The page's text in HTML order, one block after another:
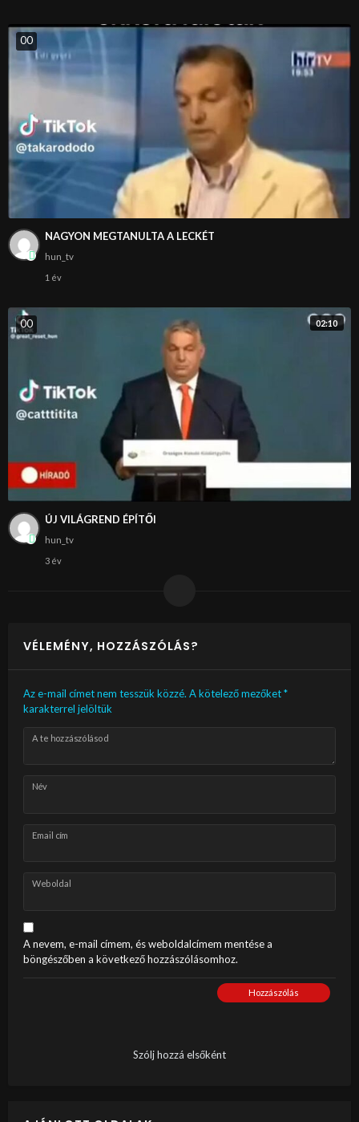
00
NAGYON MEGTANULTA A LECKÉT
hun_tv
1 év
02:10
00
ÚJ VILÁGREND ÉPÍTŐI
hun_tv
3 év
VÉLEMÉNY, HOZZÁSZÓLÁS?
Az e-mail címet nem tesszük közzé. A kötelező mezőket*
karakterrel jelöltük
A te hozzászólásod
Név
Email cím
Weboldal
A nevem, e-mail címem, és weboldalcímem mentése a
böngészőben a következő hozzászólásomhoz.
Hozzászólás
Szólj hozzá elsőként